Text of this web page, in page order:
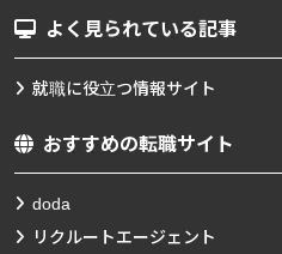
よく見られている記事
就職に役立つ情報サイト
おすすめの転職サイト
doda
リクルートエージェント